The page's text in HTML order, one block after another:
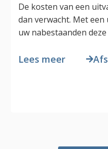
De kosten van een
dan verwacht. Met
uw nabestaanden
Lees meer